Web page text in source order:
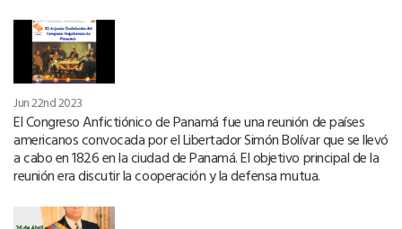
Jun 22nd 2023
El Congreso Anfictiónico de Panamá fue una reunión de países
americanos convocada por el Libertador Simón Bolívar que se llevó
a cabo en 1826 en la ciudad de Panamá. El objetivo principal de la
reunión era discutir la cooperación y la defensa mutua.